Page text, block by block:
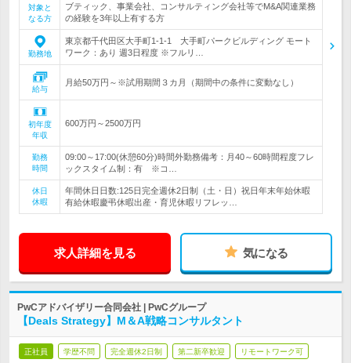
対象と
なる方
ブティック、事業会社、コンサルティング会社等でM&A関連業務
の経験を3年以上有する方
勤務地
東京都千代田区大手町1-1-1 大手町パークビルディング モート
ワーク：あり 週3日程度 ※フルリ…
給与
月給50万円～※試用期間３カ月（期間中の条件に変動なし）
初年度
年収
600万円～2500万円
勤務
時間
09:00～17:00(休憩60分)時間外勤務備考：月40～60時間程度フレ
ックスタイム制：有 ※コ…
休日
休暇
年間休日日数:125日完全週休2日制（土・日）祝日年末年始休暇
有給休暇慶弔休暇出産・育児休暇リフレッ…
求人詳細を見る 気になる
PwCアドバイザリー合同会社 | PwCグループ
【Deals Strategy】M＆A戦略コンサルタント
正社員 学歴不問 完全週休2日制 第二新卒歓迎 リモートワーク可